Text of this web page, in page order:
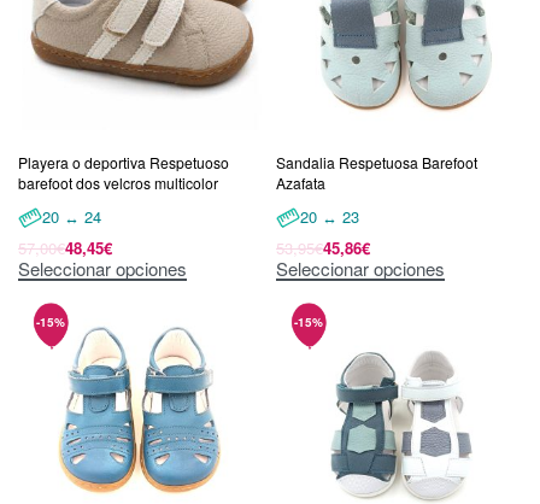
Playera o deportiva Respetuoso
barefoot dos velcros multicolor
20 ↔ 24
57,00€48,45€
Seleccionar opciones
Sandalia Respetuosa Barefoot
Azafata
20 ↔ 23
53,95€45,86€
Seleccionar opciones